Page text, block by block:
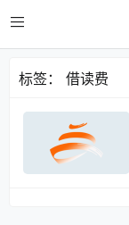
标签： 借读费